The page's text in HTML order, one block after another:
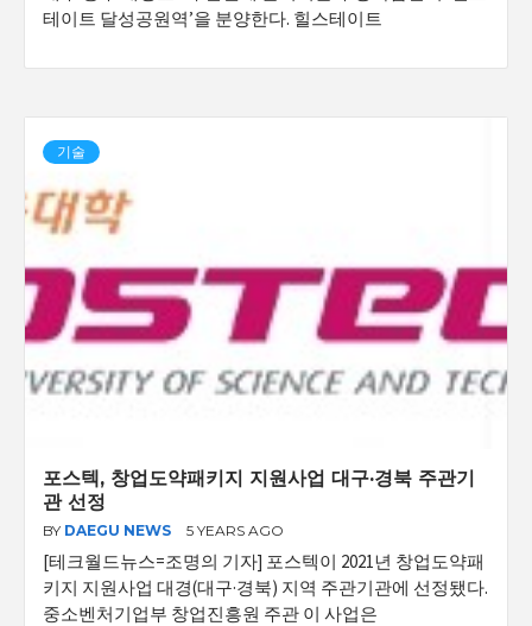
테이트 달성공원역’을 분양한다. 힐스테이트
기술
포스텍, 창업도약패키지 지원사업 대구·경북 주관기
관 선정
BY DAEGU NEWS 5 YEARS AGO
[테크월드뉴스=조명의 기자] 포스텍이 2021년 창업도약패
키지 지원사업 대경(대구·경북) 지역 주관기관에 선정됐다.
중소벤처기업부 창업진흥원 주관 이 사업은